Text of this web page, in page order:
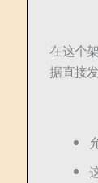
在这个
据直接